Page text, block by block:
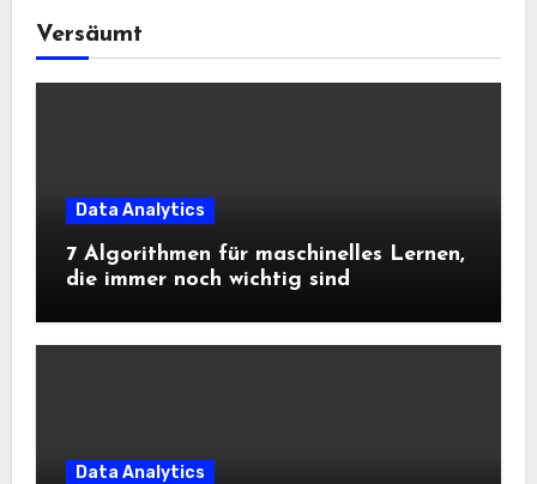
Versäumt
Data Analytics
7 Algorithmen für maschinelles Lernen,
die immer noch wichtig sind
Data Analytics